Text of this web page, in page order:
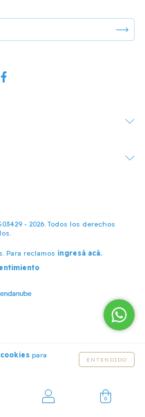
para
ENTENDIDO
0
- 2026. Todos los derechos
Para reclamos ingresá acá.